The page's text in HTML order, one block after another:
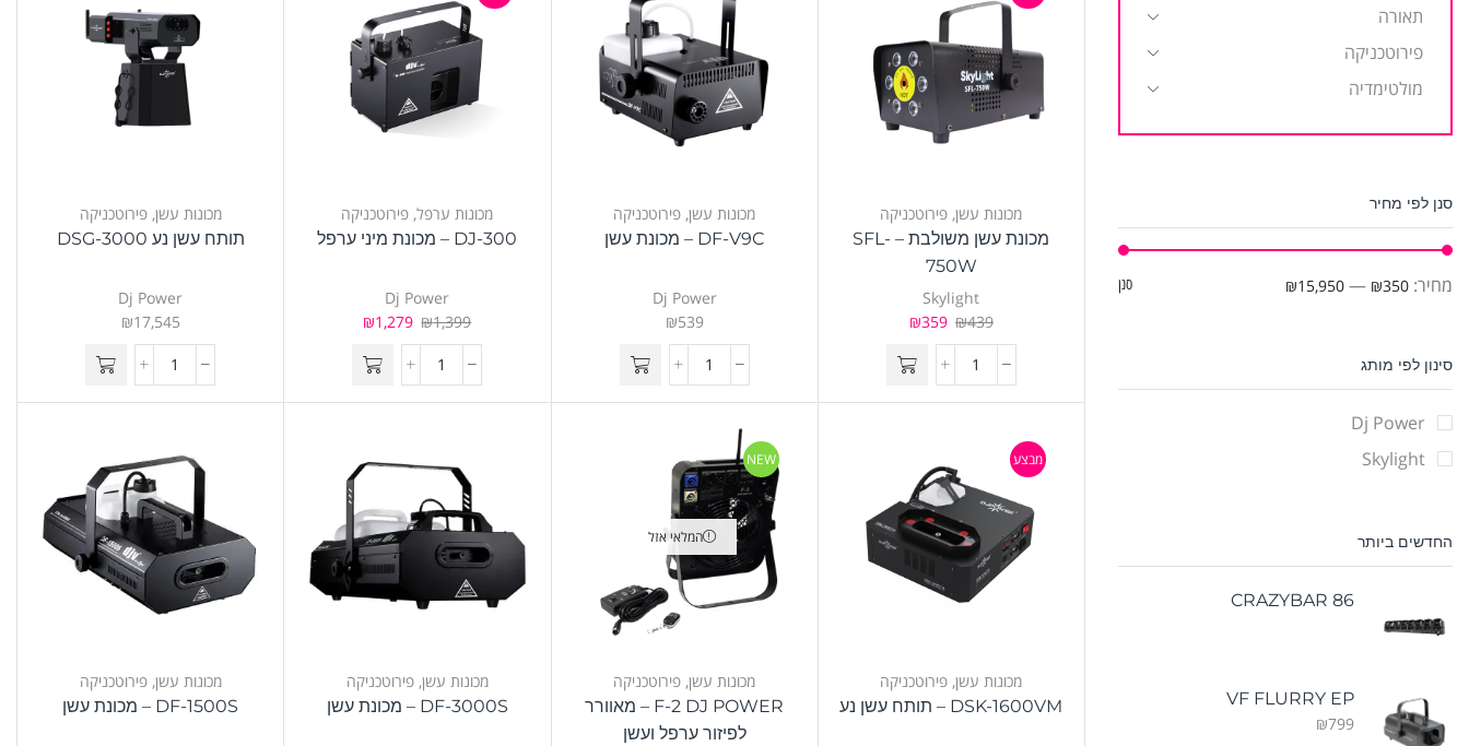
מכונות עשן, פירוטכניקה
מכונת עשן משולבת – SFL-
750W
Skylight
₪439
₪359
מכונות עשן, פירוטכניקה
DF-V9C – מכונת עשן
Dj Power
₪539
מכונות ערפל, פירוטכניקה
DJ-300 – מכונת מיני ערפל
Dj Power
₪1,399
₪1,279
מכונות עשן,פירוטכניקה
תותח עשן נע DSG-3000
Dj Power
₪17,545
מבצע
מכונות עשן, פירוטכניקה
DSK-1600VM – תותח עשן נע
NEW
המלאי אזל
מכונות עשן, פירוטכניקה
F-2 DJ POWER – מאוורר
לפיזור ערפל ועשן
מכונות עשן,פירוטכניקה
DF-3000S – מכונת עשן
מכונות עשן,פירוטכניקה
DF-1500S – מכונת עשן
תאורה
פירוטכניקה
מולטימדיה
סנן לפי מחיר
סנן מחיר: ₪350
—
₪15,950
סינון לפי מותג
Dj Power
Skylight
החדשים ביותר
CRAZYBAR 86
VF FLURRY EP
₪799